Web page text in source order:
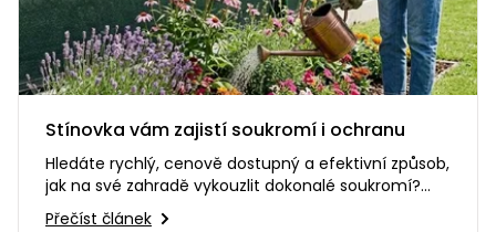
Stínovka vám zajistí soukromí i ochranu
Hledáte rychlý, cenově dostupný a efektivní způsob,
jak na své zahradě vykouzlit dokonalé soukromí?
Nebo potřebujete…
Přečíst článek